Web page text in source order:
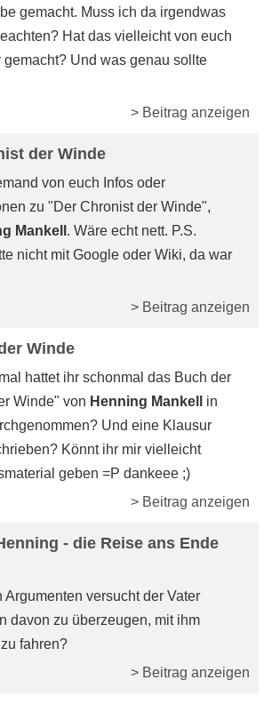
gemacht. Muss ich da irgendwas
Hat das vielleicht von euch
gemacht? Und was genau sollte
> Beitrag anzeigen
der Winde
von euch Infos oder
zu "Der Chronist der Winde",
Mankell . Wäre echt nett. P.S.
nicht mit Google oder Wiki, da war
> Beitrag anzeigen
Winde
hattet ihr schonmal das Buch der
Winde" von Henning Mankell
in
Und eine Klausur
Könnt ihr mir vielleicht
geben =P dankeee ;)
> Beitrag anzeigen
- die Reise ans Ende
Argumenten versucht der Vater
davon zu überzeugen, mit ihm
fahren?
> Beitrag anzeigen